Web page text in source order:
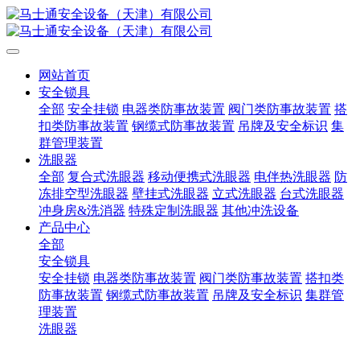
网站首页
安全锁具
全部 安全挂锁 电器类防事故装置 阀门类防事故装置 搭
扣类防事故装置 钢缆式防事故装置 吊牌及安全标识 集
群管理装置
洗眼器
全部 复合式洗眼器 移动便携式洗眼器 电伴热洗眼器 防
冻排空型洗眼器 壁挂式洗眼器 立式洗眼器 台式洗眼器
冲身房&洗消器 特殊定制洗眼器 其他冲洗设备
产品中心
全部
安全锁具
安全挂锁 电器类防事故装置 阀门类防事故装置 搭扣类
防事故装置 钢缆式防事故装置 吊牌及安全标识 集群管
理装置
洗眼器